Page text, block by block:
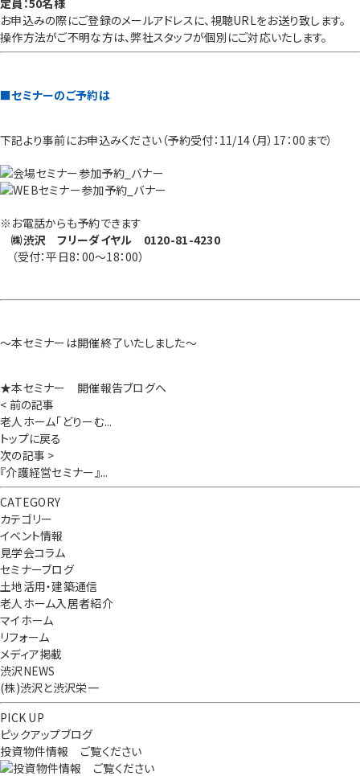
定員：50名様
お申込みの際にご登録のメールアドレスに、視聴URLをお送り致します。
操作方法がご不明な方は、弊社スタッフが個別にご対応いたします。
■セミナーのご予約は
下記より事前にお申込みください（予約受付：11/14（月）17：00まで）
※お電話からも予約できます
㈱渋沢 フリーダイヤル 0120-81-4230
（受付：平日8：00～18：00）
～本セミナーは開催終了いたしました～
★本セミナー 開催報告ブログへ
< 前の記事
老人ホーム「どりーむ...
トップに戻る
次の記事 >
『介護経営セミナー』...
CATEGORY
カテゴリー
イベント情報
見学会コラム
セミナーブログ
土地活用・建築通信
老人ホーム入居者紹介
マイホーム
リフォーム
メディア掲載
渋沢NEWS
(株)渋沢と渋沢栄一
PICK UP
ピックアップブログ
投資物件情報 ご覧ください